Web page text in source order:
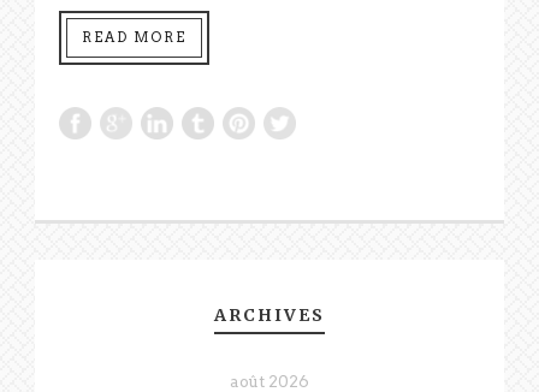
READ MORE
ARCHIVES
août 2026